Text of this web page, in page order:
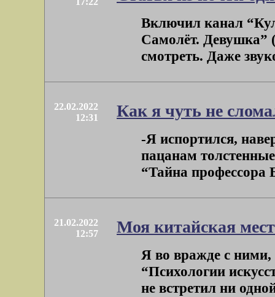
Включил канал
Самолёт. Девушка”
смотреть. Даже
22.02.2022
12:31
Как я чуть не
-Я испортился,
пацанам
“Тайна профессора
21.02.2022
12:57
Моя китайская
Я во вражде с ними,
“Психологии
не встретил ни